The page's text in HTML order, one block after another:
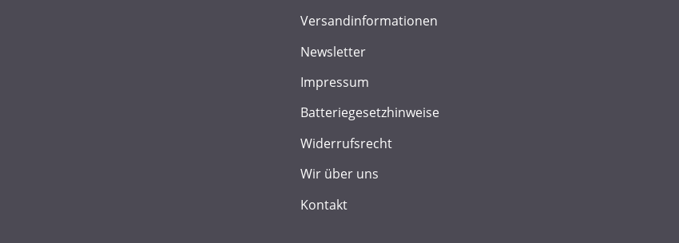
Versandinformationen
Newsletter
Impressum
Batteriegesetzhinweise
Widerrufsrecht
Wir über uns
Kontakt